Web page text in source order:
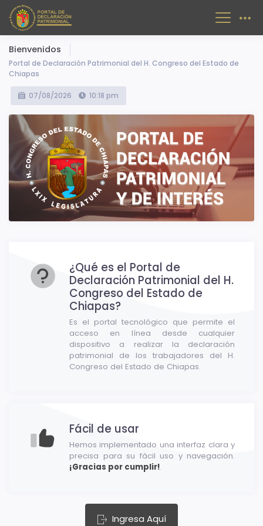
Bienvenidos
Portal de Declaración Patrimonial del H. Congreso del Estado de
Chiapas
07/08/2026 10:18 pm
¿Qué es el Portal de
Declaración Patrimonial del H.
Congreso del Estado de
Chiapas?
Es el portal tecnológico que permite el
acceso en línea desde cualquier
dispositivo a realizar la declaración
patrimonial de los trabajadores del H.
Congreso del Estado de Chiapas.
Fácil de usar
Hemos implementado una interfaz clara y
precisa para su fácil uso y navegación.
¡Gracias por cumplir!.
Ingresa Aquí